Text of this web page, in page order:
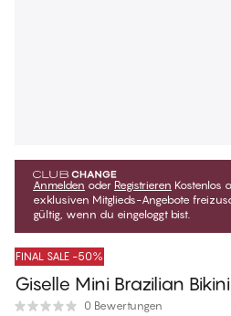
Anmelden oder Registrieren Kostenlos
exklusiven Mitglieds-Angebote
gültig, wenn du eingeloggt bist.
FINAL SALE -50%
Giselle Mini Brazilian
0 Bewertungen